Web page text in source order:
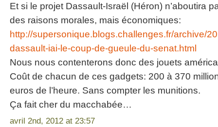
Et si le projet Dassault-Israël (Héron) n’aboutira
des raisons morales, mais économiques:
http://supersonique.blogs.challenges.fr/archive/
dassault-iai-le-coup-de-gueule-du-senat.html
Nous nous contenterons donc des jouets
Coût de chacun de ces gadgets: 200 à 370
euros de l’heure. Sans compter les munitions.
Ça fait cher du macchabée…
avril 2nd, 2012 at 23:57